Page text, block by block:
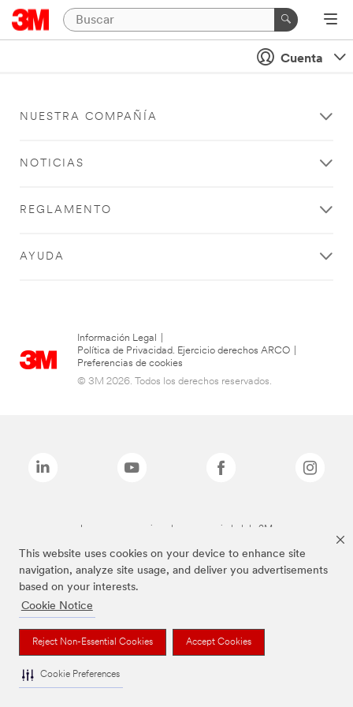
This website uses cookies on your device to enhance site
navigation, analyze site usage, and deliver you advertisements
based on your interests.
Cookie Notice
Reject Non-Essential Cookies Accept Cookies
Cookie Preferences
Cuenta
NUESTRA COMPAÑÍA
NOTICIAS
REGLAMENTO
AYUDA
Información Legal
Política de Privacidad. Ejercicio derechos ARCO
Preferencias de cookies
© 3M 2026. Todos los derechos reservados.
Las marcas mencionadas son propiedad de 3M